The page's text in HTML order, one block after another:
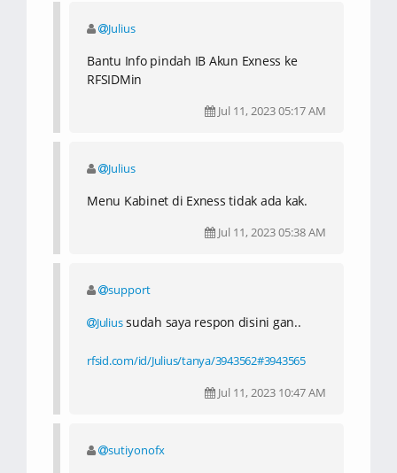
Julius
Bantu Info pindah IB Akun Exness ke
RFSIDMin
Jul 11, 2023 05:17 AM
Julius
Menu Kabinet di Exness tidak ada kak.
Jul 11, 2023 05:38 AM
support
Juliussudah saya respon disini gan..
rfsid.com/id/Julius/tanya/3943562#3943565
Jul 11, 2023 10:47 AM
sutiyonofx